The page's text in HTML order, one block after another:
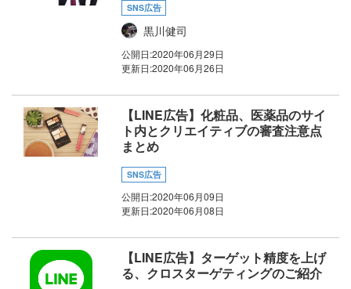
SNS広告
黒川健司
公開日:2020年06月29日
更新日:2020年06月26日
【LINE広告】化粧品、医薬品のサイ
ト内とクリエイティブの審査注意点
まとめ
SNS広告
公開日:2020年06月09日
更新日:2020年06月08日
【LINE広告】ターゲット精度を上げ
る、クロスターゲティングのご紹介